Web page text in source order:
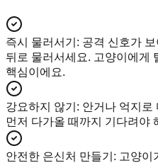
즉시 물러서기 : 공격 신호가
뒤로 물러서세요. 고양이에게
핵심이에요.
강요하지 않기 : 안거나 억지로
먼저 다가올 때까지 기다려야
안전한 은신처 만들기 : 고양이